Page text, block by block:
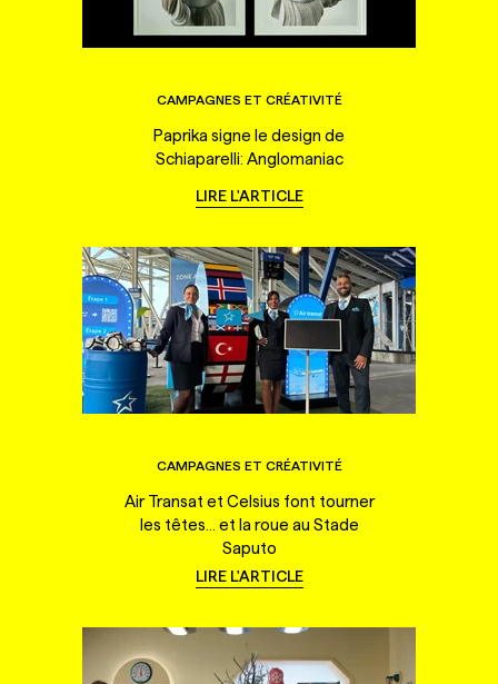
CAMPAGNES ET CRÉATIVITÉ
Paprika signe le design de
Schiaparelli: Anglomaniac
LIRE L'ARTICLE
CAMPAGNES ET CRÉATIVITÉ
Air Transat et Celsius font tourner
les têtes... et la roue au Stade
Saputo
LIRE L'ARTICLE